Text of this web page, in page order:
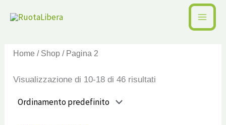
Home / Shop / Pagina 2
Visualizzazione di 10-18 di 46 risultati